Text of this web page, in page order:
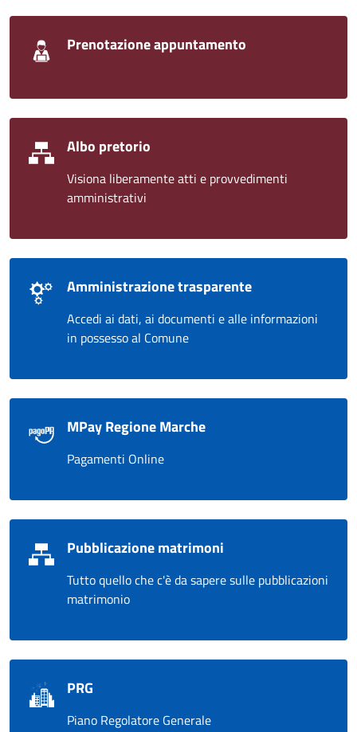
Prenotazione appuntamento
Albo pretorio
Visiona liberamente atti e provvedimenti
amministrativi
Amministrazione trasparente
Accedi ai dati, ai documenti e alle informazioni
in possesso al Comune
MPay Regione Marche
Pagamenti Online
Pubblicazione matrimoni
Tutto quello che c'è da sapere sulle pubblicazioni
matrimonio
PRG
Piano Regolatore Generale